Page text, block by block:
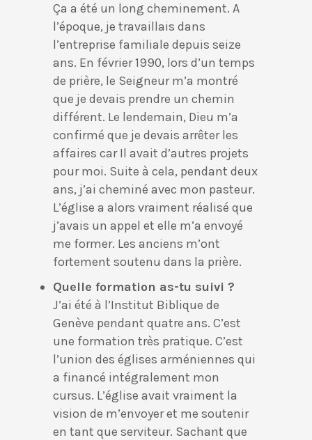
Ça a été un long cheminement. A
l’époque, je travaillais dans
l’entreprise familiale depuis seize
ans. En février 1990, lors d’un temps
de prière, le Seigneur m’a montré
que je devais prendre un chemin
différent. Le lendemain, Dieu m’a
confirmé que je devais arrêter les
affaires car Il avait d’autres projets
pour moi. Suite à cela, pendant deux
ans, j’ai cheminé avec mon pasteur.
L’église a alors vraiment réalisé que
j’avais un appel et elle m’a envoyé
me former. Les anciens m’ont
fortement soutenu dans la prière.
Quelle formation as-tu suivi ?
J’ai été à l’Institut Biblique de
Genève pendant quatre ans. C’est
une formation très pratique. C’est
l’union des églises arméniennes qui
a financé intégralement mon
cursus. L’église avait vraiment la
vision de m’envoyer et me soutenir
en tant que serviteur. Sachant que